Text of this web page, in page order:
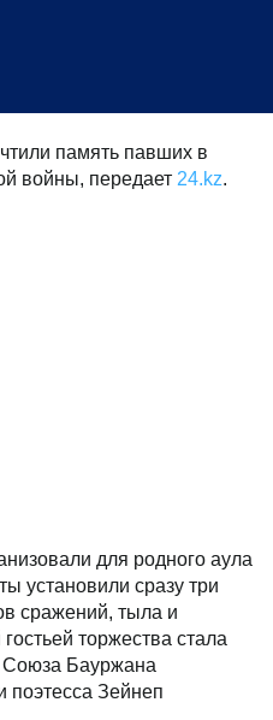
память павших в
войны, передает 24.kz.
для родного аула
установили сразу три
сражений, тыла и
торжества стала
Союза Бауржана
Зейнеп